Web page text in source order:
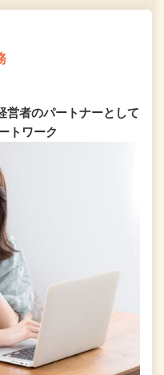
営者のパートナーとして
トワーク